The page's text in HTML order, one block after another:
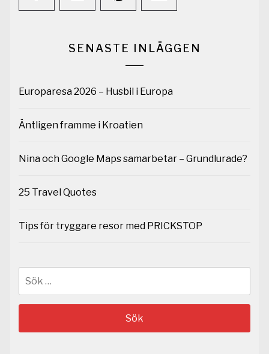
SENASTE INLÄGGEN
Europaresa 2026 – Husbil i Europa
Äntligen framme i Kroatien
Nina och Google Maps samarbetar – Grundlurade?
25 Travel Quotes
Tips för tryggare resor med PRICKSTOP